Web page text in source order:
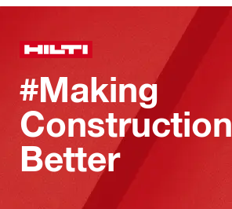
#Making
Construction
Better